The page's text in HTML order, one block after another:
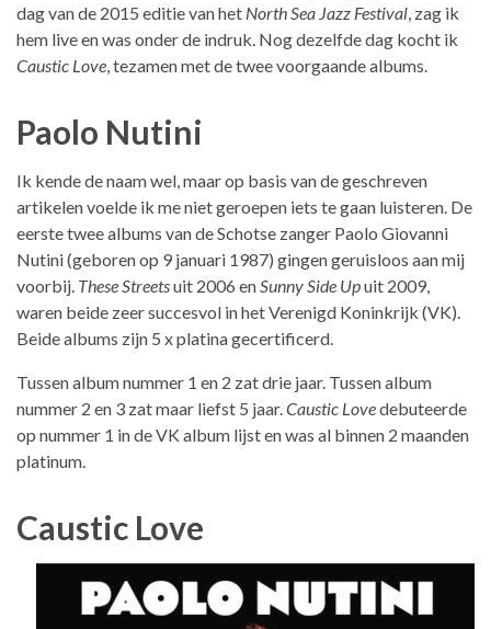
dag van de 2015 editie van het North Sea Jazz Festival , zag ik
hem live en was onder de indruk. Nog dezelfde dag kocht ik
Caustic Love , tezamen met de twee voorgaande albums.
Paolo Nutini
Ik kende de naam wel, maar op basis van de geschreven
artikelen voelde ik me niet geroepen iets te gaan luisteren. De
eerste twee albums van de Schotse zanger Paolo Giovanni
Nutini (geboren op 9 januari 1987) gingen geruisloos aan mij
voorbij. These Streetsuit 2006 en Sunny Side Upuit 2009,
waren beide zeer succesvol in het Verenigd Koninkrijk (VK).
Beide albums zijn 5 x platina gecertificerd.
Tussen album nummer 1 en 2 zat drie jaar. Tussen album
nummer 2 en 3 zat maar liefst 5 jaar. Caustic Lovedebuteerde
op nummer 1 in de VK album lijst en was al binnen 2 maanden
platinum.
Caustic Love